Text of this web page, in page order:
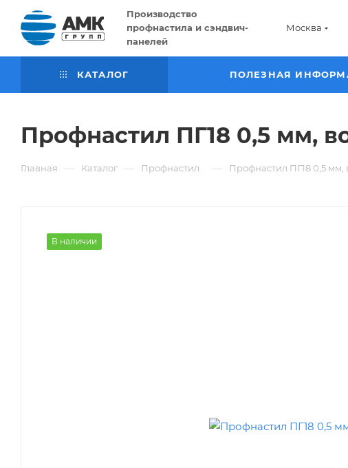
Производство
профнастила и сэндвич-
панелей
Москва
КАТАЛОГ ПОЛЕЗНАЯ
Профнастил ПГ18 0,5 мм,
Главная — Каталог — Профнастил — Профнастил ПГ18 0,5 мм,
В наличии